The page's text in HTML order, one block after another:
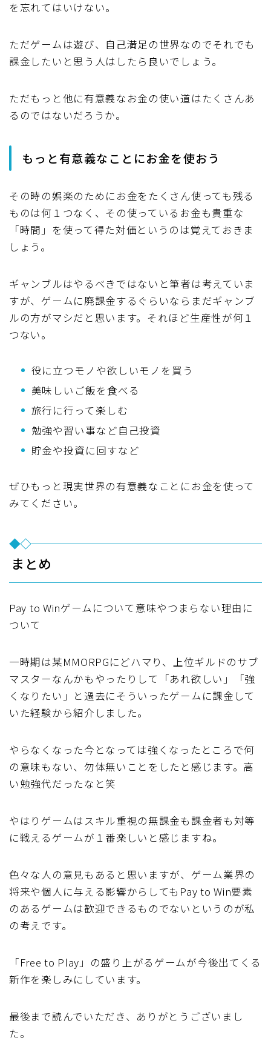
を忘れてはいけない。
ただゲームは遊び、自己満足の世界なのでそれでも
課金したいと思う人はしたら良いでしょう。
ただもっと他に有意義なお金の使い道はたくさんあ
るのではないだろうか。
もっと有意義なことにお金を使おう
その時の娯楽のためにお金をたくさん使っても残る
ものは何１つなく、その使っているお金も貴重な
「時間」を使って得た対価というのは覚えておきま
しょう。
ギャンブルはやるべきではないと筆者は考えていま
すが、ゲームに廃課金するぐらいならまだギャンブ
ルの方がマシだと思います。それほど生産性が何１
つない。
役に立つモノや欲しいモノを買う
美味しいご飯を食べる
旅行に行って楽しむ
勉強や習い事など自己投資
貯金や投資に回すなど
ぜひもっと現実世界の有意義なことにお金を使って
みてください。
まとめ
Pay to Winゲームについて意味やつまらない理由に
ついて
一時期は某MMORPGにどハマり、上位ギルドのサブ
マスターなんかもやったりして「あれ欲しい」「強
くなりたい」と過去にそういったゲームに課金して
いた経験から紹介しました。
やらなくなった今となっては強くなったところで何
の意味もない、勿体無いことをしたと感じます。高
い勉強代だったなと笑
やはりゲームはスキル重視の無課金も課金者も対等
に戦えるゲームが１番楽しいと感じますね。
色々な人の意見もあると思いますが、ゲーム業界の
将来や個人に与える影響からしてもPay to Win要素
のあるゲームは歓迎できるものでないというのが私
の考えです。
「Free to Play」の盛り上がるゲームが今後出てくる
新作を楽しみにしています。
最後まで読んでいただき、ありがとうございまし
た。